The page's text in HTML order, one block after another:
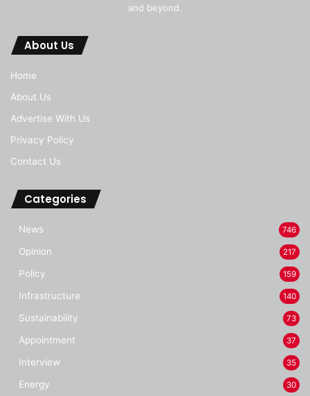
and beyond.
About Us
Home
About Us
Advertise With Us
Privacy Policy
Contact Us
Categories
News 746
Opinion 217
Policy 159
Infrastructure 140
Sustainability 73
Appointment 37
Interview 35
Energy 30